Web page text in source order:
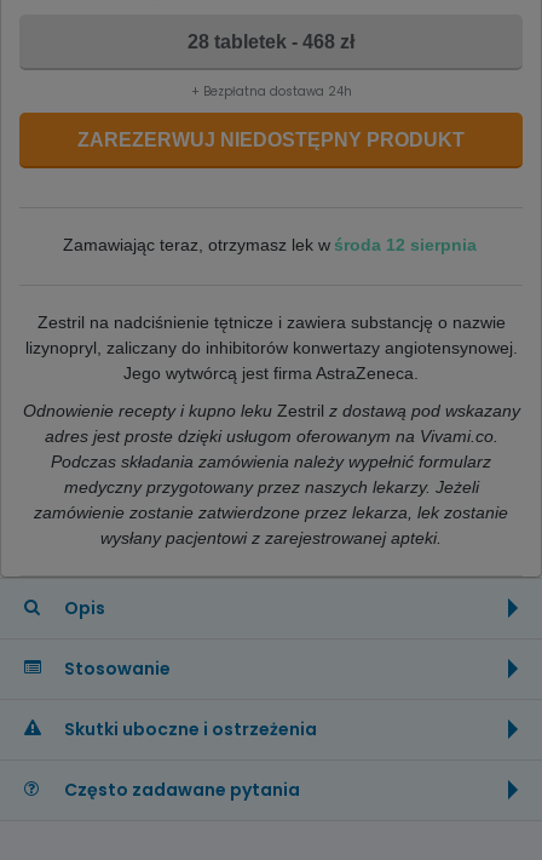
28 tabletek - 468 zł
+ Bezpłatna dostawa 24h
ZAREZERWUJ NIEDOSTĘPNY PRODUKT
Zamawiając teraz, otrzymasz lek w środa 12 sierpnia
Zestril na nadciśnienie tętnicze i zawiera substancję o nazwie
lizynopryl
zaliczany do inhibitorów konwertazy angiotensynowej
Jego wytwórcą jest firma AstraZeneca.
Odnowienie recepty i kupno leku Zestril z dostawą pod wskazany
adres jest proste dzięki usługom oferowanym na Vivami.co.
Podczas składania zamówienia należy wypełnić formularz
medyczny przygotowany przez naszych lekarzy. Jeżeli
zamówienie zostanie zatwierdzone przez lekarza, lek zostanie
wysłany pacjentowi z zarejestrowanej apteki.
Opis
Stosowanie
Skutki uboczne i ostrzeżenia
Często zadawane pytania